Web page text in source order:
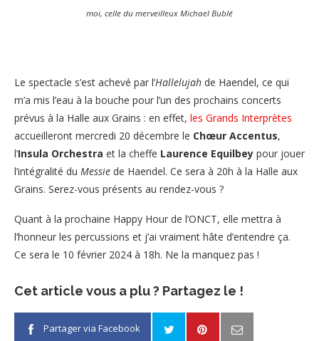
moi, celle du merveilleux Michael Bublé
Le spectacle s’est achevé par l’Hallelujah de Haendel, ce qui
m’a mis l’eau à la bouche pour l’un des prochains concerts
prévus à la Halle aux Grains : en effet, les Grands Interprètes
accueilleront mercredi 20 décembre le Chœur Accentus,
l’Insula Orchestra et la cheffe Laurence Equilbey pour jouer
l’intégralité du Messie de Haendel. Ce sera à 20h à la Halle aux
Grains. Serez-vous présents au rendez-vous ?
Quant à la prochaine Happy Hour de l’ONCT, elle mettra à
l’honneur les percussions et j’ai vraiment hâte d’entendre ça.
Ce sera le 10 février 2024 à 18h. Ne la manquez pas !
Cet article vous a plu ? Partagez le !
Partager via Facebook